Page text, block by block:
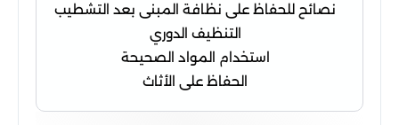
نصائح للحفاظ على نظافة المبنى بعد التشطيب
التنظيف الدوري
استخدام المواد الصحيحة
الحفاظ على الأثاث